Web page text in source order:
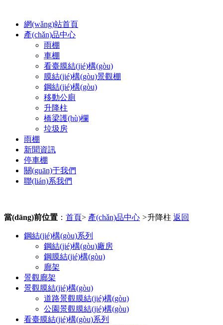
網(wǎng)站首頁
產(chǎn)品中心
雨棚
車棚
看臺膜結(jié)構(gòu)
膜結(jié)構(gòu)景觀棚
鋼結(jié)構(gòu)
移動公廁
升降柱
橋梁護(hù)欄
垃圾房
雨棚
新聞資訊
停車棚
關(guān)于我們
聯(lián)系我們
當(dāng)前位置 ： 首頁> 產(chǎn)品中心 >升降柱 返回
鋼結(jié)構(gòu)系列
鋼結(jié)構(gòu)廠房
鋼膜結(jié)構(gòu)
廊架
景觀廊架
景觀膜結(jié)構(gòu)
道路景觀膜結(jié)構(gòu)
公園景觀膜結(jié)構(gòu)
看臺膜結(jié)構(gòu)系列